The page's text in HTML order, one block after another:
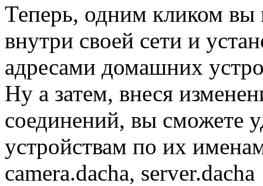
Теперь, одним кликом вы
внутри своей сети и
адресами домашних
Ну а затем, внеся
соединений, вы сможете
устройствам по их
camera.dacha, server.dacha